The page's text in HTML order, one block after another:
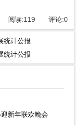
阅读:119 评论:0
统计公报
统计公报
新年联欢晚会